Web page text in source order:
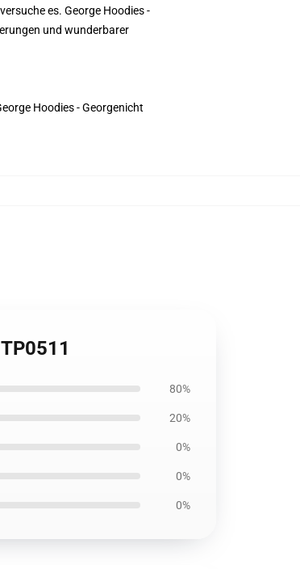
es. George Hoodies -
und wunderbarer
Hoodies - Georgenicht
80%
20%
0%
0%
0%